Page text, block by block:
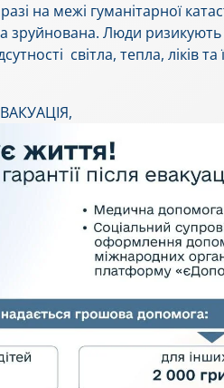
на межі гуманітарної
зруйнована. Люди
світла, тепла, ліків